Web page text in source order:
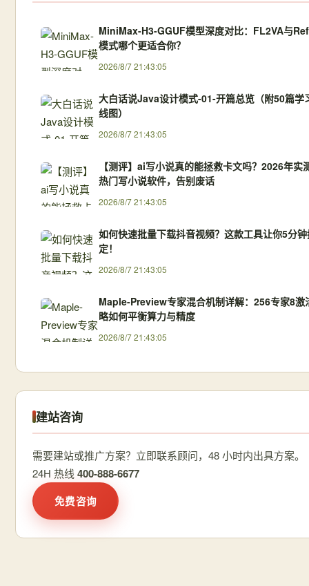
MiniMax-H3-GGUF模型深度对比：FL2VA与
模式哪个更适合你？
2026/8/7 21:43:05
大白话说Java设计模式-01-开篇总览（附50篇学
线图）
2026/8/7 21:43:05
【测评】ai写小说真的能拯救卡文吗？2026年实
热门写小说软件，告别废话
2026/8/7 21:43:05
如何快速批量下载抖音视频？这款工具让你5分
定！
2026/8/7 21:43:05
Maple-Preview专家混合机制详解：256专家8激
略如何平衡算力与精度
2026/8/7 21:43:05
建站咨询
需要建站或推广方案？立即联系顾问，48 小时内出具方案。
24H 热线 400-888-6677
免费咨询